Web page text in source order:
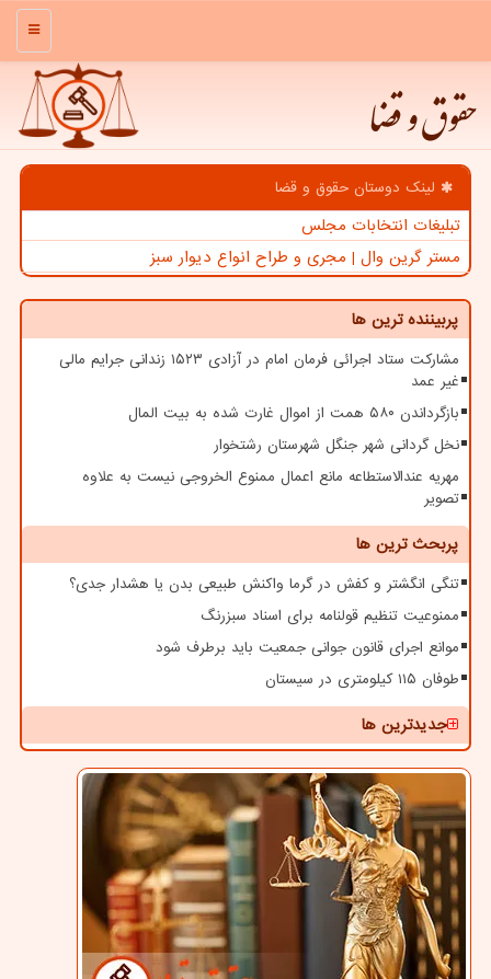
منو
حقوق و قضا
لینک دوستان حقوق و قضا
تبلیغات انتخابات مجلس
مستر گرین وال | مجری و طراح انواع دیوار سبز
پربیننده ترین ها
مشارکت ستاد اجرائی فرمان امام در آزادی ۱۵۲۳ زندانی جرایم مالی
غیر عمد
بازگرداندن ۵۸۰ همت از اموال غارت شده به بیت المال
نخل گردانی شهر جنگل شهرستان رشتخوار
مهریه عندالاستطاعه مانع اعمال ممنوع الخروجی نیست به علاوه
تصویر
پربحث ترین ها
تنگی انگشتر و کفش در گرما واکنش طبیعی بدن یا هشدار جدی؟
ممنوعیت تنظیم قولنامه برای اسناد سبزرنگ
موانع اجرای قانون جوانی جمعیت باید برطرف شود
طوفان ۱۱۵ کیلومتری در سیستان
جدیدترین ها